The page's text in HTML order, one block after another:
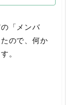
「メンバ
ので、何か
。